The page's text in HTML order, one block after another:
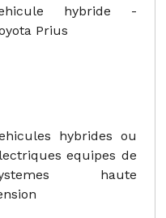
hybride -
Prius
hybrides ou
equipes de
haute